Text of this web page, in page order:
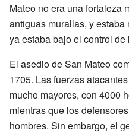
Mateo no era una fortaleza
antiguas murallas, y
ya estaba bajo el control
El asedio de San Mateo
1705. Las fuerzas
mucho mayores, con 4000
mientras que los
hombres. Sin embargo, el